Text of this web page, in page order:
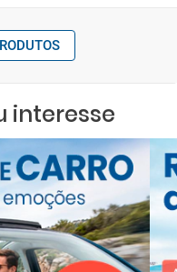
interesse